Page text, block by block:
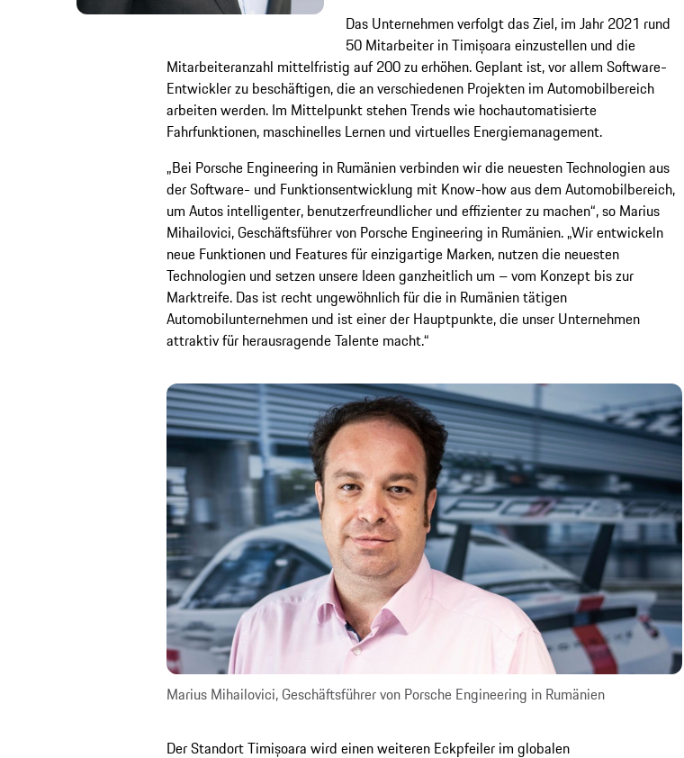
Das Unternehmen verfolgt das Ziel, im Jahr 2021 rund
50 Mitarbeiter in Timișoara einzustellen und die
Mitarbeiteranzahl mittelfristig auf 200 zu erhöhen. Geplant ist, vor allem Software-
Entwickler zu beschäftigen, die an verschiedenen Projekten im Automobilbereich
arbeiten werden. Im Mittelpunkt stehen Trends wie hochautomatisierte
Fahrfunktionen, maschinelles Lernen und virtuelles Energiemanagement.
„Bei Porsche Engineering in Rumänien verbinden wir die neuesten Technologien aus
der Software- und Funktionsentwicklung mit Know-how aus dem Automobilbereich,
um Autos intelligenter, benutzerfreundlicher und effizienter zu machen“, so Marius
Mihailovici, Geschäftsführer von Porsche Engineering in Rumänien. „Wir entwickeln
neue Funktionen und Features für einzigartige Marken, nutzen die neuesten
Technologien und setzen unsere Ideen ganzheitlich um – vom Konzept bis zur
Marktreife. Das ist recht ungewöhnlich für die in Rumänien tätigen
Automobilunternehmen und ist einer der Hauptpunkte, die unser Unternehmen
attraktiv für herausragende Talente macht.“
Marius Mihailovici, Geschäftsführer von Porsche Engineering in Rumänien
Der Standort Timișoara wird einen weiteren Eckpfeiler im globalen